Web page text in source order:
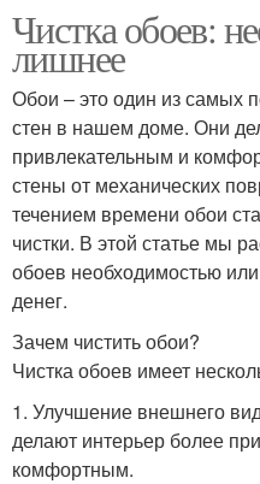
Чистка обоев:
лишнее
Обои – это один из самых
стен в нашем доме. Они
привлекательным и
стены от механических
течением времени обои
чистки. В этой статье мы
обоев необходимостью
денег.
Зачем чистить обои?
Чистка обоев имеет
1. Улучшение внешнего
делают интерьер более
комфортным.